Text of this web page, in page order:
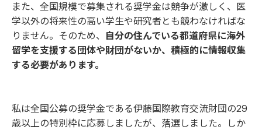
また、全国規模で募集される奨学金は競争が激しく、医
学以外の将来性の高い学生や研究者とも競わなければな
りません。そのため、 自分の住んでいる都道府県に海外
留学を支援する団体や財団がないか、積極的に情報収集
する必要があります。
私は全国公募の奨学金である伊藤国際教育交流財団の29
歳以上の特別枠に応募しましたが、落選しました。しか